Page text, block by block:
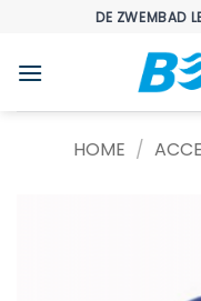
inhoud
DE ZWEMBAD
HOME /